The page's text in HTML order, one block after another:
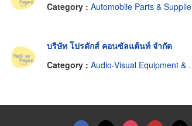
Category : Automobile Parts & Supplies-Retail
บริษัท โปรดักส์ คอนซัลแต้นท์ จำกัด
Category : Audio-Visual Equipment & Supplies